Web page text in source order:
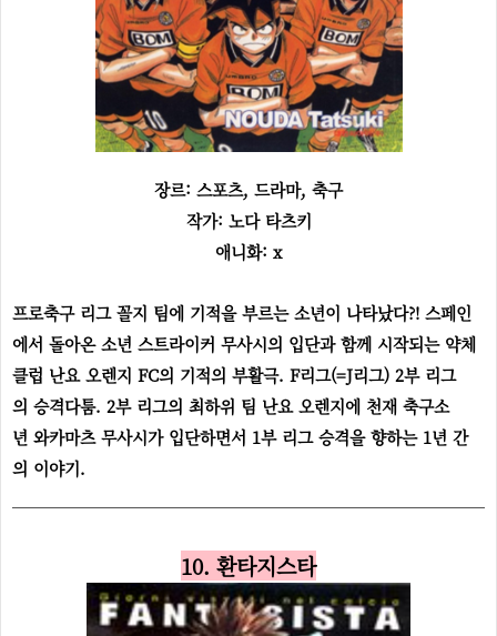
장르: 스포츠, 드라마, 축구
작가: 노다 타츠키
애니화: x
프로축구 리그 꼴지 팀에 기적을 부르는 소년이 나타났다?! 스페인
에서 돌아온 소년 스트라이커 무사시의 입단과 함께 시작되는 약체
클럽 난요 오렌지 FC의 기적의 부활극. F리그(=J리그) 2부 리그
의 승격다툼. 2부 리그의 최하위 팀 난요 오렌지에 천재 축구소
년 와카마츠 무사시가 입단하면서 1부 리그 승격을 향하는 1년 간
의 이야기.
10. 환타지스타